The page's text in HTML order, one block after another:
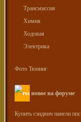
Трансмиссия
Химия
Ходовая
Электрика
Фото Тюнинг
новое на форуме
Купить сэндвич панели ппс